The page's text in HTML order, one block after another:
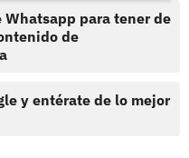
Whatsapp para tener de
de
y entérate de lo mejor